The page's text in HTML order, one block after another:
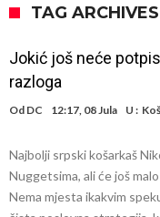
od njih je Messi,
Прijelom u transferu
milion eura
Atletico Madrid
City prodao
Istina konačno
TAG
Jokić još neće
razloga
Od DC 12:17, 08 Jula U :
Najbolji srpski košarkaš
Nuggetsima, ali će još
Nema mjesta ikakvim